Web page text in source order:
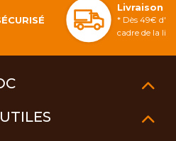
Livraison
* Dès 49€
cadre de la